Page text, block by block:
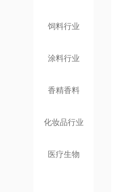
饲料行业
涂料行业
香精香料
化妆品行业
医疗生物